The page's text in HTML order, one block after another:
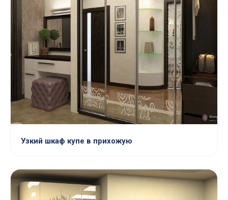
Узкий шкаф купе в прихожую